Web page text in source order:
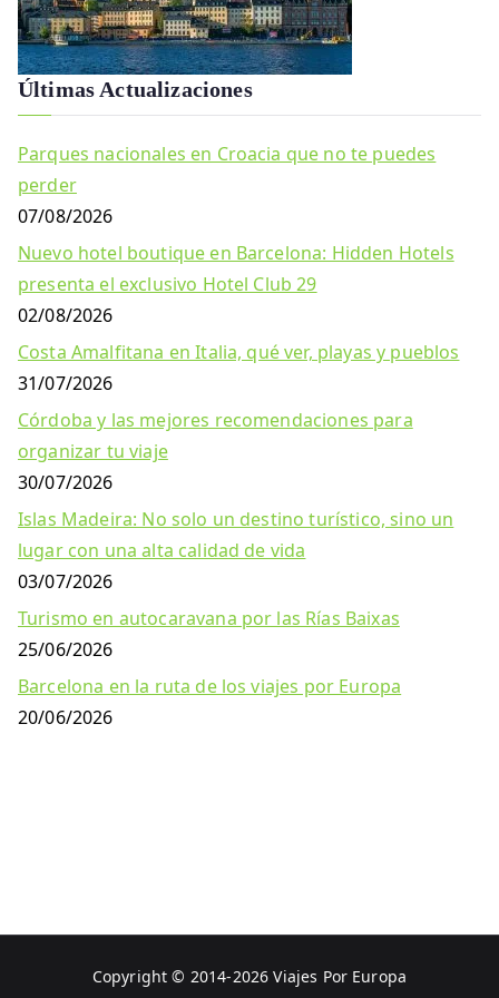
Últimas Actualizaciones
Parques nacionales en Croacia que no te puedes
perder
07/08/2026
Nuevo hotel boutique en Barcelona: Hidden Hotels
presenta el exclusivo Hotel Club 29
02/08/2026
Costa Amalfitana en Italia, qué ver, playas y pueblos
31/07/2026
Córdoba y las mejores recomendaciones para
organizar tu viaje
30/07/2026
Islas Madeira: No solo un destino turístico, sino un
lugar con una alta calidad de vida
03/07/2026
Turismo en autocaravana por las Rías Baixas
25/06/2026
Barcelona en la ruta de los viajes por Europa
20/06/2026
Copyright © 2014-2026Viajes Por Europa